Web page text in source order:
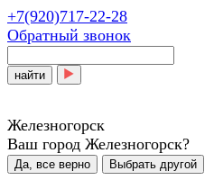
+7(920)717-22-28
Обратный звонок
найти
Железногорск
Ваш город Железногорск?
Да, все верно Выбрать другой